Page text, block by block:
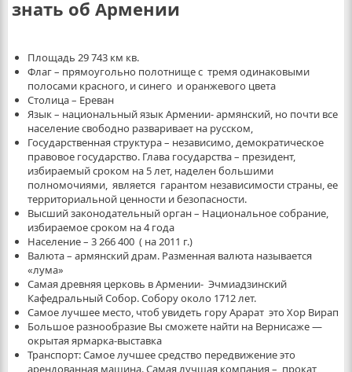
знать об Армении
Площадь 29 743 км кв.
Флаг – прямоугольно полотнище с тремя одинаковыми
полосами красного, и синего и оранжевого цвета
Столица – Ереван
Язык – национальный язык Армении- армянский, но почти все
население свободно разваривает на русском,
Государственная структура – независимо, демократическое
правовое государство. Глава государства – президент,
избираемый сроком на 5 лет, наделен большими
полномочиями, является гарантом независимости страны, ее
территориальной ценности и безопасности.
Высший законодательный орган – Национальное собрание,
избираемое сроком на 4 года
Население – 3 266 400 ( на 2011 г.)
Валюта – армянский драм. Разменная валюта называется
«лума»
Самая древняя церковь в Армении- Эчмиадзинский
Кафедральный Собор. Собору около 1712 лет.
Самое лучшее место, чтоб увидеть гору Арарат это Хор Вирап
Большое разнообразие Вы сможете найти на Вернисаже —
окрытая ярмарка-выставка
Транспорт: Самое лучшее средство передвижение это
арендованная машина. Самая лучшая компания – прокат